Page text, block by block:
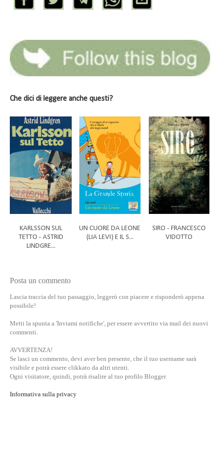
Che dici di leggere anche questi?
KARLSSON SUL
TETTO - ASTRID
LINDGRE...
UN CUORE DA LEONE
(LIA LEVI) E IL S...
SIRO - FRANCESCO
VIDOTTO
Posta un commento
Lascia traccia del tuo passaggio, leggerò con piacere e risponderò appena
possibile!
Metti la spunta a 'Inviami notifiche', per essere avvertito via mail dei nuovi
commenti.
AVVERTENZA!
Se lasci un commento, devi aver ben presente, che il tuo username sarà
visibile e potrà essere clikkato da altri utenti.
Ogni visitatore, quindi, potrà risalire al tuo profilo Blogger
Informativa sulla privacy